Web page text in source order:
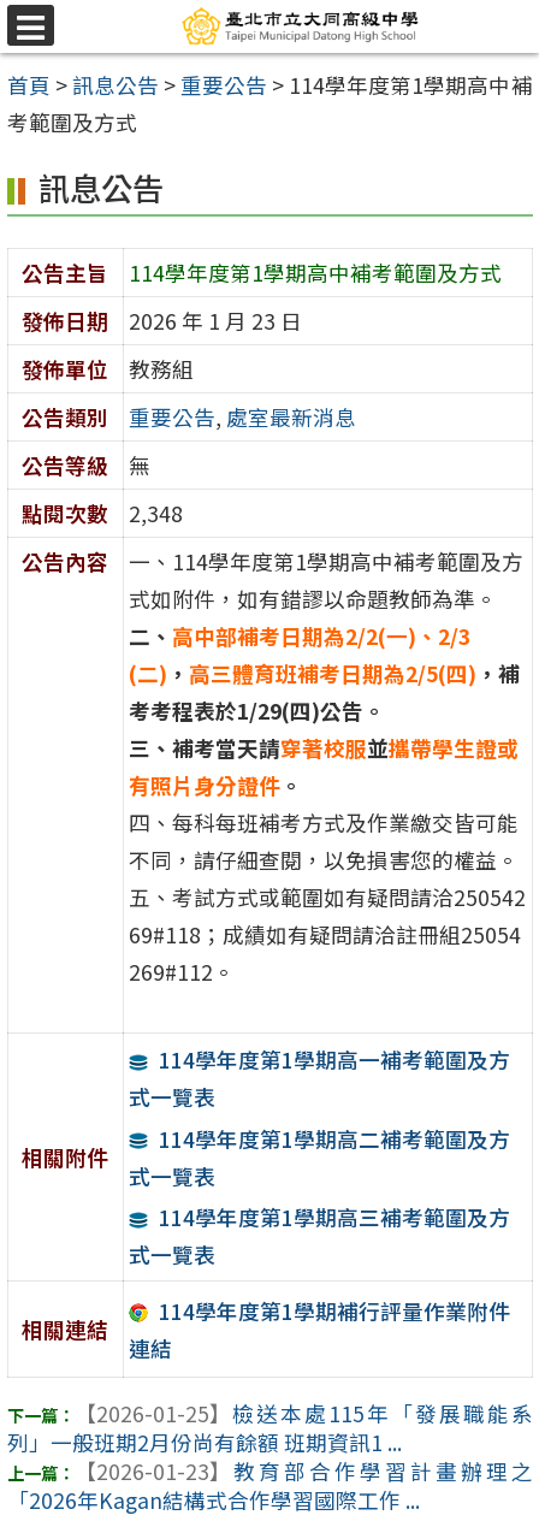
跳
至
主
要
容
區
選
單
首頁 >訊息公告 > 重要公告 > 114學年度第1學期高中補
考範圍及方式
訊息公告
公告主旨
114學年度第1學期高中補考範圍及方式
發佈日期
2026 年 1 月 23 日
發佈單位
教務組
公告類別
重要公告, 處室最新消息
公告等級
無
點閱次數
2,348
公告內容
一、114學年度第1學期高中補考範圍及方
式如附件，如有錯謬以命題教師為準。
二、 高中部補考日期為2/2(一)、2/3
(二) ， 高三體育班補考日期為2/5(四) ，補
考考程表於1/29(四)公告。
三、補考當天請穿著校服並攜帶學生證或
有照片身分證件。
四、每科每班補考方式及作業繳交皆可能
不同，請仔細查閱，以免損害您的權益。
五、考試方式或範圍如有疑問請洽250542
69#118；成績如有疑問請洽註冊組25054
269#112。
相關附件
114學年度第1學期高一補考範圍及方
式一覽表
114學年度第1學期高二補考範圍及方
式一覽表
114學年度第1學期高三補考範圍及方
式一覽表
相關連結
114學年度第1學期補行評量作業附件
連結
【2026-01-25】 檢送本處115年「發展職能系
列」一般班期2月份尚有餘額 班期資訊1 ...
【2026-01-23】 教育部合作學習計畫辦理之
「2026年Kagan結構式合作學習國際工作 ...